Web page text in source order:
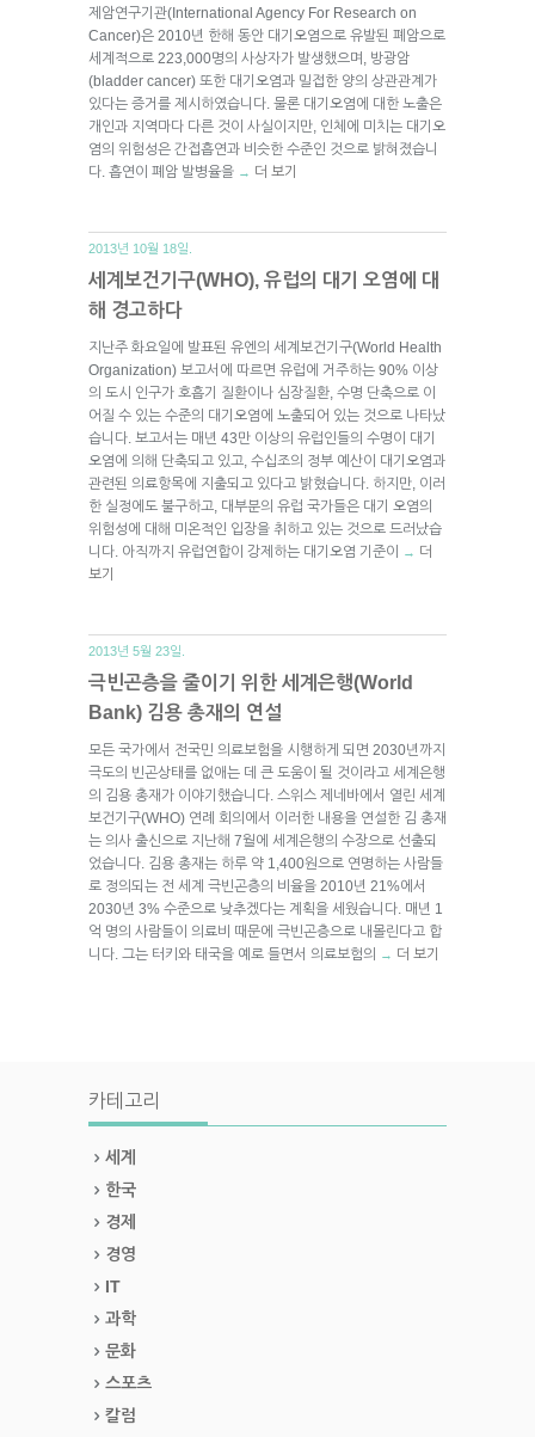
제암연구기관(International Agency For Research on
Cancer)은 2010년 한해 동안 대기오염으로 유발된 폐암으로
세계적으로 223,000명의 사상자가 발생했으며, 방광암
(bladder cancer) 또한 대기오염과 밀접한 양의 상관관계가
있다는 증거를 제시하였습니다. 물론 대기오염에 대한 노출은
개인과 지역마다 다른 것이 사실이지만, 인체에 미치는 대기오
염의 위험성은 간접흡연과 비슷한 수준인 것으로 밝혀졌습니
다. 흡연이 폐암 발병율을 → 더 보기
2013년 10월 18일.
세계보건기구(WHO), 유럽의 대기 오염에 대
해 경고하다
지난주 화요일에 발표된 유엔의 세계보건기구(World Health
Organization) 보고서에 따르면 유럽에 거주하는 90% 이상
의 도시 인구가 호흡기 질환이나 심장질환, 수명 단축으로 이
어질 수 있는 수준의 대기오염에 노출되어 있는 것으로 나타났
습니다. 보고서는 매년 43만 이상의 유럽인들의 수명이 대기
오염에 의해 단축되고 있고, 수십조의 정부 예산이 대기오염과
관련된 의료항목에 지출되고 있다고 밝혔습니다. 하지만, 이러
한 실정에도 불구하고, 대부분의 유럽 국가들은 대기 오염의
위험성에 대해 미온적인 입장을 취하고 있는 것으로 드러났습
니다. 아직까지 유럽연합이 강제하는 대기오염 기준이
→ 더
보기
2013년 5월 23일.
극빈곤층을 줄이기 위한 세계은행(World
Bank) 김용 총재의 연설
모든 국가에서 전국민 의료보험을 시행하게 되면 2030년까지
극도의 빈곤상태를 없애는 데 큰 도움이 될 것이라고 세계은행
의 김용 총재가 이야기했습니다. 스위스 제네바에서 열린 세계
보건기구(WHO) 연례 회의에서 이러한 내용을 연설한 김 총재
는 의사 출신으로 지난해 7월에 세계은행의 수장으로 선출되
었습니다. 김용 총재는 하루 약 1,400원으로 연명하는 사람들
로 정의되는 전 세계 극빈곤층의 비율을 2010년 21%에서
2030년 3% 수준으로 낮추겠다는 계획을 세웠습니다. 매년 1
억 명의 사람들이 의료비 때문에 극빈곤층으로 내몰린다고 합
니다. 그는 터키와 태국을 예로 들면서 의료보험의
→ 더 보기
카테고리
세계
한국
경제
경영
IT
과학
문화
스포츠
칼럼